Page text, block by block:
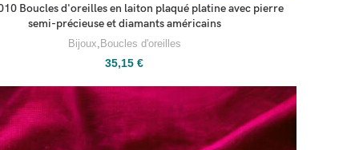
Boucles d'oreilles en laiton plaqué platine avec pierre
semi-précieuse et diamants américains
Bijoux, Boucles d'oreilles
35,15€